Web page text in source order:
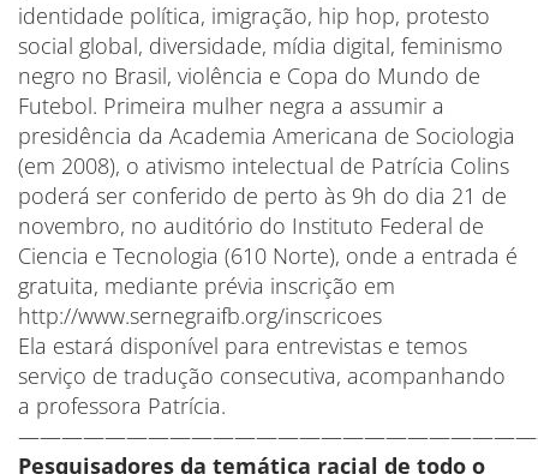
identidade política, imigração, hip hop, protesto
social global, diversidade, mídia digital, feminismo
negro no Brasil, violência e Copa do Mundo de
Futebol. Primeira mulher negra a assumir a
presidência da Academia Americana de Sociologia
(em 2008), o ativismo intelectual de Patrícia Colins
poderá ser conferido de perto às 9h do dia 21 de
novembro, no auditório do Instituto Federal de
Ciencia e Tecnologia (610 Norte), onde a entrada é
gratuita, mediante prévia inscrição em
http://www.sernegraifb.org/inscricoes
Ela estará disponível para entrevistas e temos
serviço de tradução consecutiva, acompanhando
a professora Patrícia.
Pesquisadores da temática racial de todo o